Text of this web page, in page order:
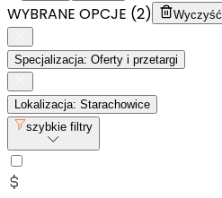
WYBRANE OPCJE (2) Wyczyść
Specjalizacja: Oferty i przetargi
Lokalizacja: Starachowice
szybkie filtry